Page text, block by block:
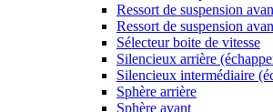
Ressort de suspension
Ressort de suspension
Sélecteur boite de vitesse
Silencieux arrière
Silencieux intermédiaire
Sphère arrière
Sphère avant